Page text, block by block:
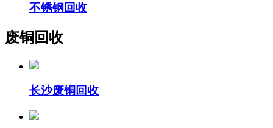
不锈钢回收
废铜回收
长沙废铜回收